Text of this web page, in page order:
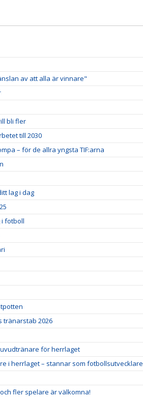
av att alla är vinnare"
bli fler
till 2030
– för de allra yngsta TIF:arna
lag i dag
i fotboll
tränarstab 2026
för herrlaget
i herrlaget – stannar som fotbollsutvecklare
fler spelare är välkomna!